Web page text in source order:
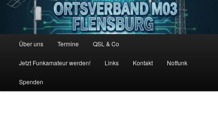
HauptmenüÜber uns Termine QSL & Co
Jetzt Funkamateur werden! Links Kontakt Notfunk
Spenden